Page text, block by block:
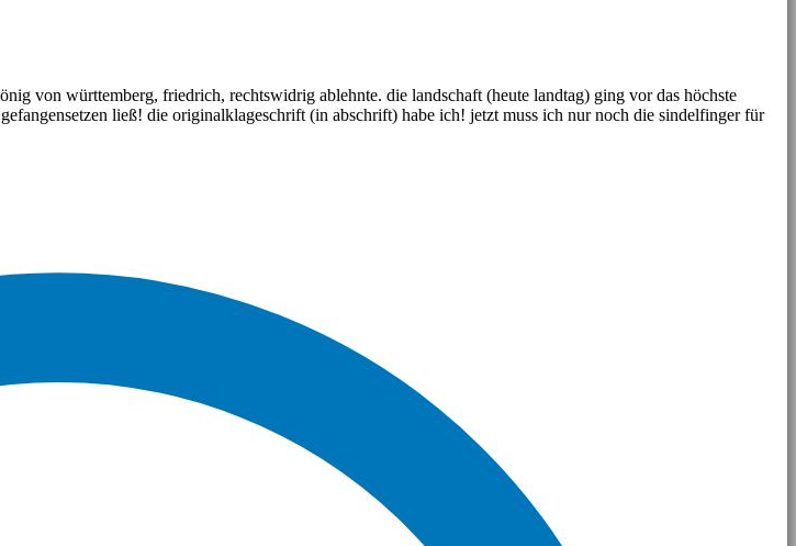
von württemberg, friedrich, rechtswidrig ablehnte. die landschaft (heute landtag) ging vor das höchste
ließ! die originalklageschrift (in abschrift) habe ich! jetzt muss ich nur noch die sindelfinger für